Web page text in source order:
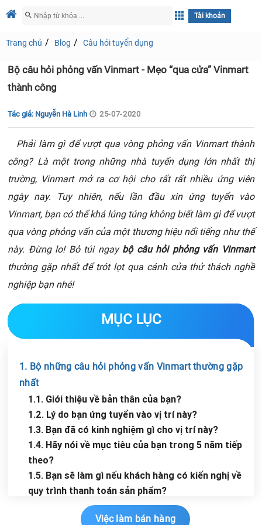
Tài khoản
Trang chủ Blog Câu hỏi tuyển dụng
Bộ câu hỏi phỏng vấn Vinmart - Mẹo “qua cửa” Vinmart
thành công
Tác giả: Nguyễn Hà Linh 25-07-2020
Phải làm gì để vượt qua vòng phỏng vấn Vinmart thành
công? Là một trong những nhà tuyển dụng lớn nhất thị
trường, Vinmart mở ra cơ hội cho rất rất nhiều ứng viên
ngày nay. Tuy nhiên, nếu lần đầu xin ứng tuyển vào
Vinmart, bạn có thể khá lúng túng không biết làm gì để vượt
qua vòng phỏng vấn của một thương hiệu nổi tiếng như thế
này. Đừng lo! Bỏ túi ngaybộ câu hỏi phỏng vấn Vinmart
thường gặp nhất để trót lọt qua cánh cửa thử thách nghề
nghiệp bạn nhé!
MỤC LỤC
1. Bộ những câu hỏi phỏng vấn Vinmart thường gặp
nhất
1.1. Giới thiệu về bản thân của bạn?
1.2. Lý do bạn ứng tuyển vào vị trí này?
1.3. Bạn đã có kinh nghiệm gì cho vị trí này?
1.4. Hãy nói về mục tiêu của bạn trong 5 năm tiếp
theo?
1.5. Bạn sẽ làm gì nếu khách hàng có kiến nghị về
quy trình thanh toán sản phẩm?
1.6. Nếu khách hàng yêu cầu được thanh toán trước
nhưng chưa đến lượt?Việc làm bán hàng